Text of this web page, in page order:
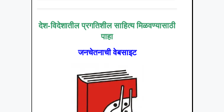
देश-विदेशातील प्रगतिशील साहित्य मिळवण्यासाठी
पाहा
जनचेतनाची वेबसाइट